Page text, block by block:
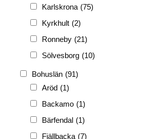
Karlskrona (75)
Kyrkhult (2)
Ronneby (21)
Sölvesborg (10)
Bohuslän (91)
Aröd (1)
Backamo (1)
Bärfendal (1)
Fjällbacka (7)